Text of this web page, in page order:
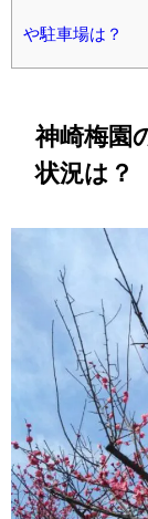
や駐車場は？
神崎梅園
状況は？